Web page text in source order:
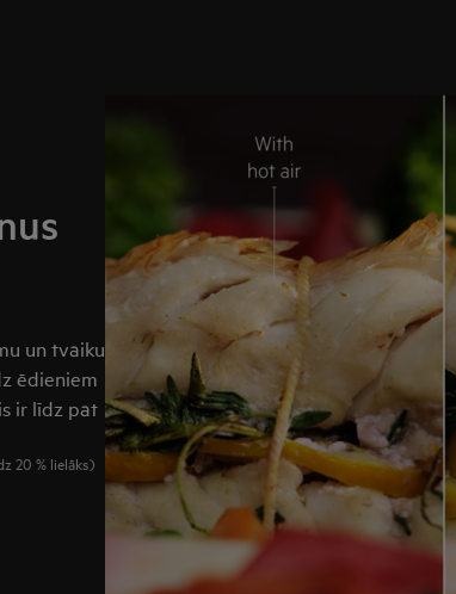
un tvaiku
ēdieniem
ir līdz pat
20 % lielāks)